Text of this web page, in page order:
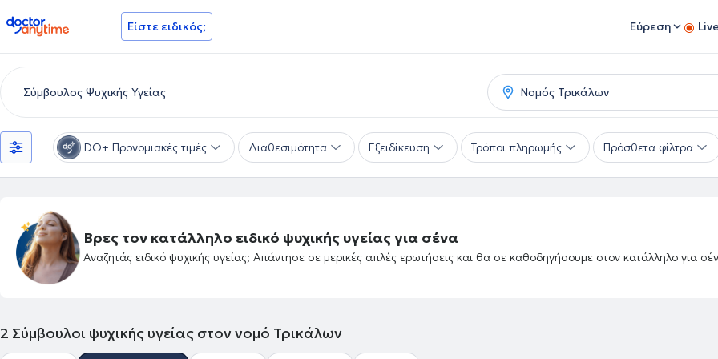
doctoranytime Είστε ειδικός; Εύρεση
DO+ Προνομιακές τιμές Διαθεσιμότητα Εξειδίκευση Τρόποι πληρωμής Πρόσθετα φίλτρα
Βρες τον κατάλληλο ειδικό ψυχικής υγείας για σένα
Αναζητάς ειδικό ψυχικής υγείας; Απάντησε σε μερικές απλές ερωτήσεις και θα σε καθοδηγήσουμε στον κατάλληλο για
2 Σύμβουλοι ψυχικής υγείας στον νομό Τρικάλων